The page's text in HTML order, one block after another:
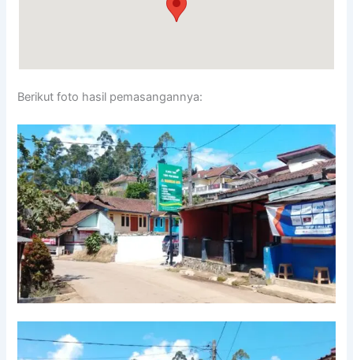
Berikut foto hasil pemasangannya: